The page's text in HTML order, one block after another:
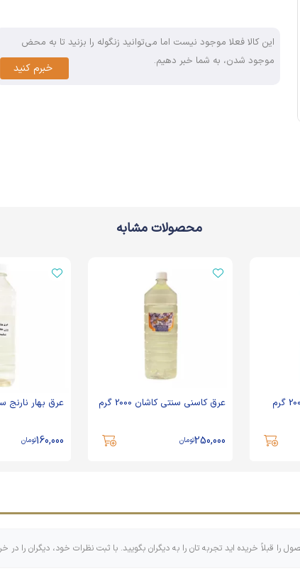
این کالا فعلا موجود نیست اما می‌توانید زنگوله را بزنید تا به محض
موجود شدن، به شما خبر دهیم.
خبرم کنید
محصولات مشابه
عرق کاسنی سنتی کاشان 2000 گرم
250,000تومان
عرق بهار نارنج سنتی
160,000تومان
را قبلاً خریده اید تجربه تان را به دیگران بگویید. با ثبت نظرات خود، دیگران را در